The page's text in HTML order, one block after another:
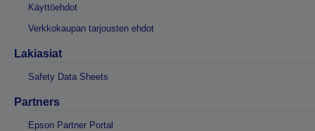
Käyttöehdot
Verkkokaupan tarjousten ehdot
Lakiasiat
Safety Data Sheets
Partners
Epson Partner Portal